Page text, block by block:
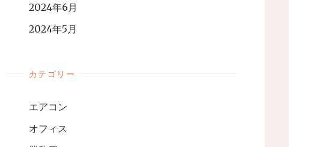
2024年6月
2024年5月
カテゴリー
エアコン
オフィス